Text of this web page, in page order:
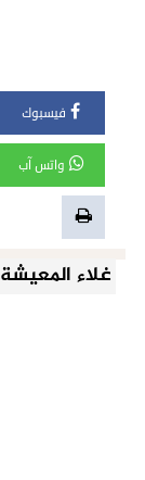
فيسبوك
واتس آب
غلاء المعيشة